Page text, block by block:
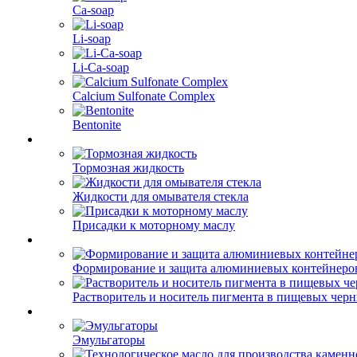
Ca-soap
Li-soap
Li-Ca-soap
Calcium Sulfonate Complex
Bentonite
Тормозная жидкость
Жидкости для омывателя стекла
Присадки к моторному маслу
Формирование и защита алюминиевых
Растворитель и носитель пигмента в пищевых
Эмульгаторы